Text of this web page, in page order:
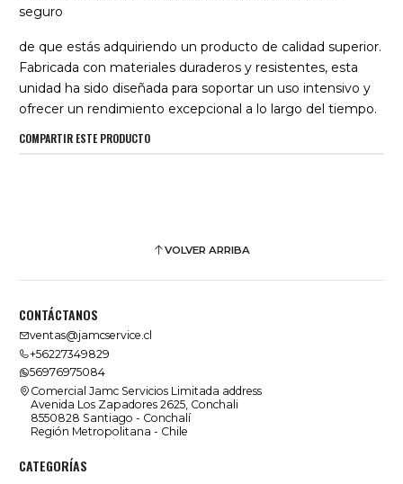
seguro
de que estás adquiriendo un producto de calidad superior.
Fabricada con materiales duraderos y resistentes, esta
unidad ha sido diseñada para soportar un uso intensivo y
ofrecer un rendimiento excepcional a lo largo del tiempo.
COMPARTIR ESTE PRODUCTO
VOLVER ARRIBA
CONTÁCTANOS
ventas@jamcservice.cl
+56227349829
56976975084
Comercial Jamc Servicios Limitada address
Avenida Los Zapadores 2625, Conchali
8550828 Santiago - Conchalí
Región Metropolitana - Chile
CATEGORÍAS